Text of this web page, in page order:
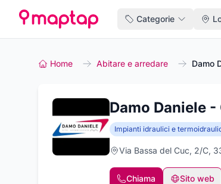
Categorie
Home Abitare e arredare Damo
Damo Daniele
Impianti idraulici e
Via Bassa del Cuc, 2/C,
Chiama Sito web